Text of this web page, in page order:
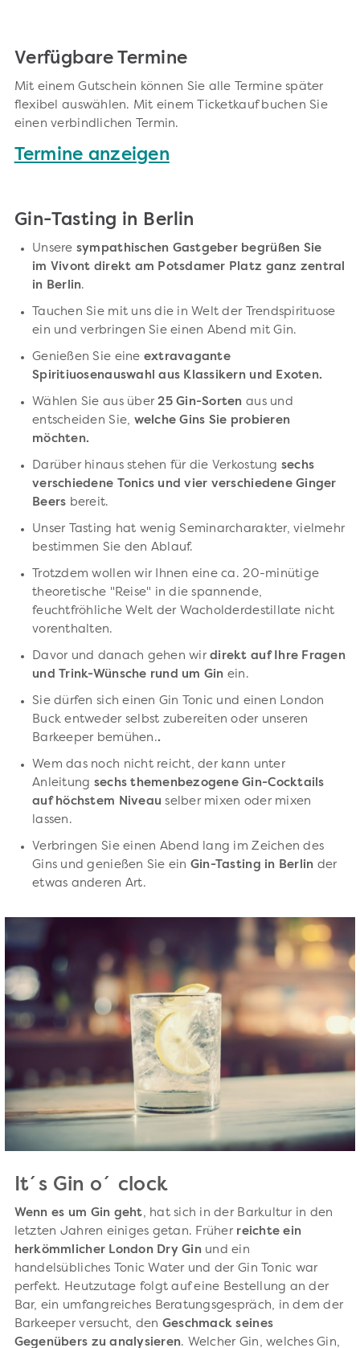
Verfügbare Termine
Mit einem Gutschein können Sie alle Termine später
flexibel auswählen. Mit einem Ticketkauf buchen Sie
einen verbindlichen Termin.
Termine anzeigen
Gin-Tasting in Berlin
Unsere sympathischen Gastgeber begrüßen Sie
im Vivont direkt am Potsdamer Platz ganz zentral
in Berlin.
Tauchen Sie mit uns die in Welt der Trendspirituose
ein und verbringen Sie einen Abend mit Gin.
Genießen Sie eine extravagante
Spiritiuosenauswahl aus Klassikern und Exoten.
Wählen Sie aus über25 Gin-Sorten aus und
entscheiden Sie, welche Gins Sie probieren
möchten.
Darüber hinaus stehen für die Verkostung sechs
verschiedene Tonics und vier verschiedene Ginger
Beers bereit.
Unser Tasting hat wenig Seminarcharakter, vielmehr
bestimmen Sie den Ablauf.
Trotzdem wollen wir Ihnen eine ca. 20-minütige
theoretische "Reise" in die spannende,
feuchtfröhliche Welt der Wacholderdestillate nicht
vorenthalten.
Davor und danach gehen wirdirekt auf Ihre Fragen
und Trink-Wünsche rund um Gin ein.
Sie dürfen sich einen Gin Tonic und einen London
Buck entweder selbst zubereiten oder unseren
Barkeeper bemühen..
Wem das noch nicht reicht, der kann unter
Anleitung sechs themenbezogene Gin-Cocktails
auf höchstem Niveau selber mixen oder mixen
lassen.
Verbringen Sie einen Abend lang im Zeichen des
Gins und genießen Sie ein Gin-Tasting in Berlin der
etwas anderen Art.
It´s Gin o´ clock
Wenn es um Gin geht, hat sich in der Barkultur in den
letzten Jahren einiges getan. Früher reichte ein
herkömmlicher London Dry Ginund ein
handelsübliches Tonic Water und der Gin Tonic war
perfekt. Heutzutage folgt auf eine Bestellung an der
Bar, ein umfangreiches Beratungsgespräch, in dem der
Barkeeper versucht, den Geschmack seines
Gegenübers zu analysieren. Welcher Gin, welches Gin,